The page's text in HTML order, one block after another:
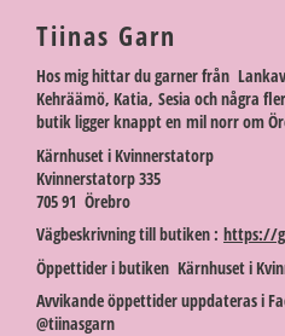
Tiinas Garn
Hos mig hittar du garner från
Kehräämö, Katia, Sesia och några
butik ligger knappt en mil norr om
Kärnhuset i Kvinnerstatorp
Kvinnerstatorp 335
705 91 Örebro
Vägbeskrivning till butiken : https://
Öppettider i butiken Kärnhuset i
Avvikande öppettider uppdateras i
@tiinasgarn